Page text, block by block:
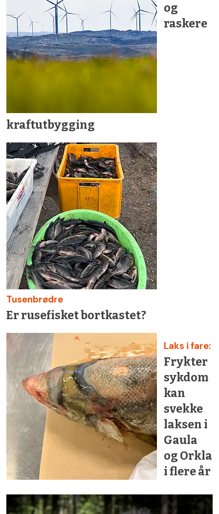
og
raskere
kraftutbygging
Tusenbrødre
Er rusefisket bortkastet?
Laks i fare:
Frykter
sykdom
kan
svekke
laksen i
Gaula
og Orkla
i flere år